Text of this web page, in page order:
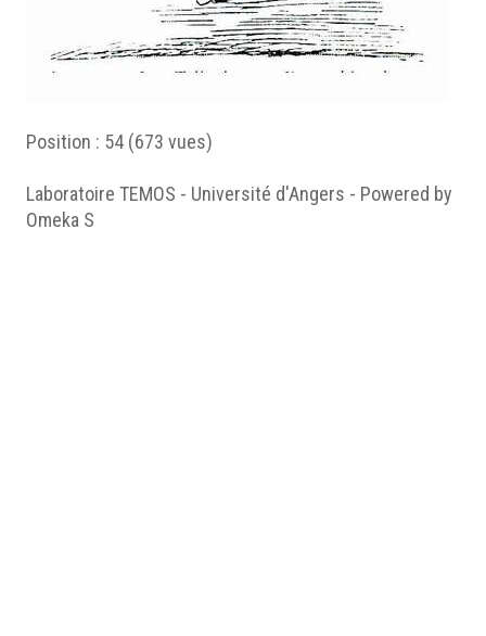
Position : 54 (673 vues)
Laboratoire TEMOS - Université d'Angers - Powered by
Omeka S